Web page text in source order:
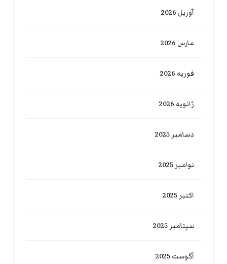
آوریل 2026
مارس 2026
فوریه 2026
ژانویه 2026
دسامبر 2025
نوامبر 2025
اکتبر 2025
سپتامبر 2025
آگوست 2025